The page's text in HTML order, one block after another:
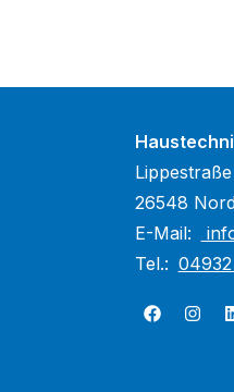
26548
E-Mail:
Tel.: